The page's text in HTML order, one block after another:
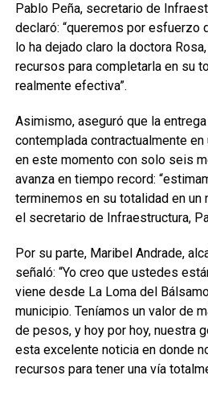
Pablo Peña, secretario de
declaró: “queremos por esfuerzo
lo ha dejado claro la doctora
recursos para completarla en su
realmente efectiva”.
Asimismo, aseguró que la
contemplada contractualmente
en este momento con solo seis
avanza en tiempo record:
terminemos en su totalidad en un
el secretario de Infraestructura,
Por su parte, Maribel Andrade,
señaló: “Yo creo que ustedes
viene desde La Loma del
municipio. Teníamos un valor de
de pesos, y hoy por hoy, nuestra
esta excelente noticia en donde
recursos para tener una vía